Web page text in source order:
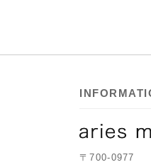
〒700-0977